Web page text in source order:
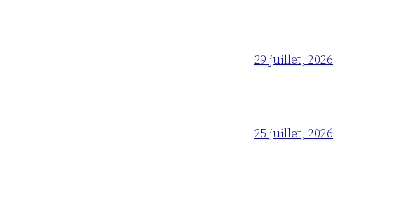
29 juillet, 2026
25 juillet, 2026